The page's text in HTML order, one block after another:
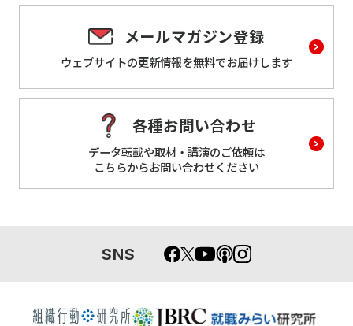
メールマガジン登録
ウェブサイトの更新情報を無料でお届けします
各種お問い合わせ
データ転載や取材・講演のご依頼は
こちらからお問い合わせください
SNS